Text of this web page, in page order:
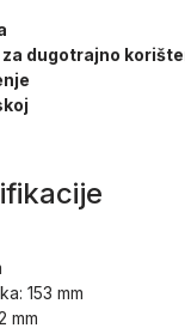
dugotrajno
153 mm
mm